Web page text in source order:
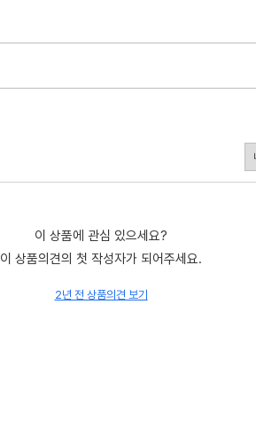
이 상품에 관심 있으세요?
이 상품의견의 첫 작성자가 되어주세요.
2년 전 상품의견 보기